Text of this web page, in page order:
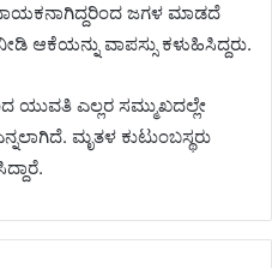
ಜಗಳ ಮಾಡದೆ
ವಾಪಸ್ಸು ಕಳುಹಿಸಿದ್ದರು.
ಯುವತಿ ಎಲ್ಲರ ಸಮ್ಮುಖದಲ್ಲೇ
ಮೃತಳ ಕುಟುಂಬಸ್ಥರು